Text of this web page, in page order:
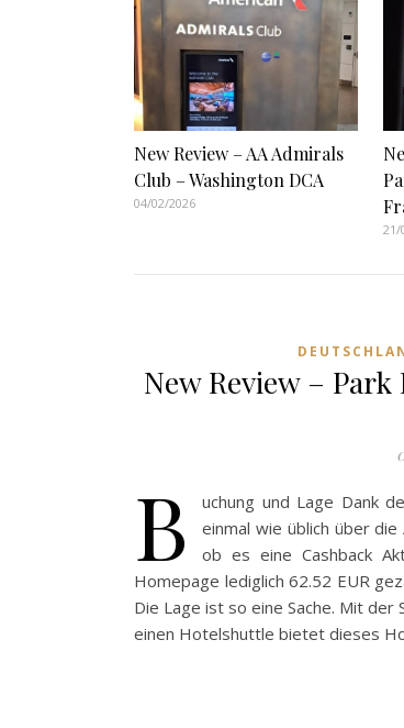
New Review – AA Admirals
Club – Washington DCA
04/02/2026
21/
New Review –
B
uchung und Lage Dank
einmal wie üblich über
ob es eine Cashback
Homepage lediglich 62.52 EUR
Die Lage ist so eine Sache. Mit der
einen Hotelshuttle bietet dieses